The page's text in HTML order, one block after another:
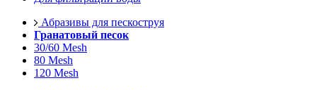
Абразивы для пескоструя
Гранатовый песок
30/60 Mesh
80 Mesh
120 Mesh